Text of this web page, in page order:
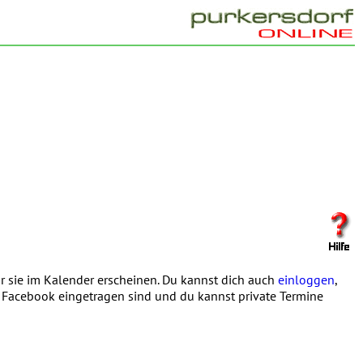
im Kalender erscheinen. Du kannst dich auch einloggen,
eingetragen sind und du kannst private Termine